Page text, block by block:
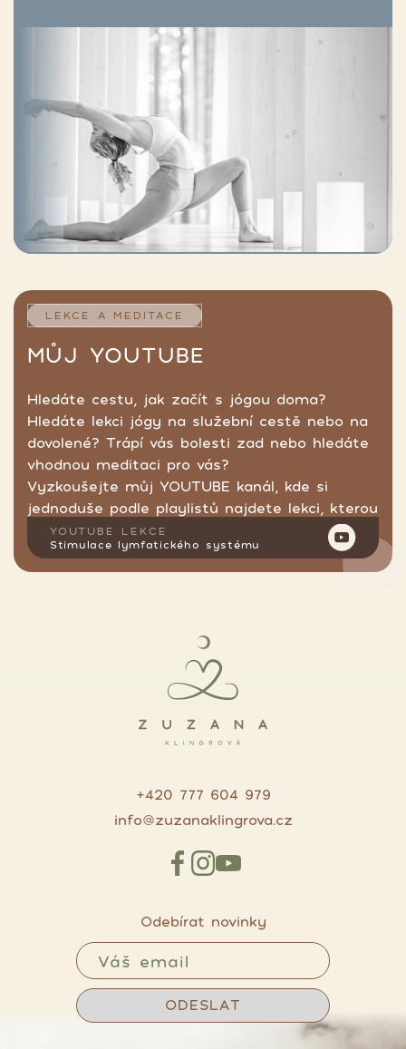
LEKCE A MEDITACE
MŮJ YOUTUBE
Hledáte cestu, jak začít s jógou doma?
Hledáte lekci jógy na služební cestě nebo na
dovolené? Trápí vás bolesti zad nebo hledáte
vhodnou meditaci pro vás?
Vyzkoušejte můj YOUTUBE kanál, kde si
jednoduše podle playlistů najdete lekci, kterou
hledáte.
YOUTUBE LEKCE
Stimulace lymfatického systému
+420 777 604 979
info@zuzanaklingrova.cz
Odebírat novinky
ODESLAT